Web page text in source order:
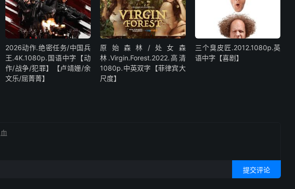
2026动作.绝密任务/中国兵
王.4K.1080p.国语中字【动
作/战争/犯罪】【卢靖姗/余
文乐/屈菁菁】
原始森林/处女森
林.Virgin.Forest.2022.高清
1080p.中英双字【菲律宾大
尺度】
三个臭皮匠.2012.1080p.英
语中字【喜剧】
提交评论